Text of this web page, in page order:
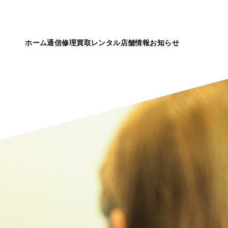
ホーム通信修理買取レンタル店舗情報お知らせ